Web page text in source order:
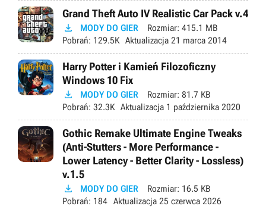
Grand Theft Auto IV Realistic Car Pack v.4
 MODY DO GIER Rozmiar: 415.1 MB
Pobrań: 129.5K Aktualizacja 21 marca 2014
Harry Potter i Kamień Filozoficzny
Windows 10 Fix
 MODY DO GIER Rozmiar: 81.7 KB
Pobrań: 32.3K Aktualizacja 1 października 2020
Gothic Remake Ultimate Engine Tweaks
(Anti-Stutters - More Performance -
Lower Latency - Better Clarity - Lossless)
v.1.5
 MODY DO GIER Rozmiar: 16.5 KB
Pobrań: 184 Aktualizacja 25 czerwca 2026